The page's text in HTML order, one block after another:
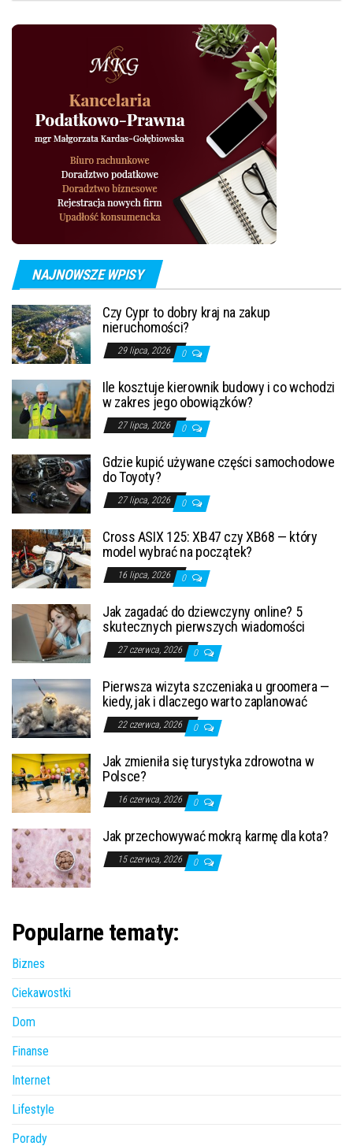
NAJNOWSZE WPISY
Czy Cypr to dobry kraj na zakup
nieruchomości?
29 lipca, 2026 0
Ile kosztuje kierownik budowy i co wchodzi
w zakres jego obowiązków?
27 lipca, 2026 0
Gdzie kupić używane części samochodowe
do Toyoty?
27 lipca, 2026 0
Cross ASIX 125: XB47 czy XB68 — który
model wybrać na początek?
16 lipca, 2026 0
Jak zagadać do dziewczyny online? 5
skutecznych pierwszych wiadomości
27 czerwca, 2026 0
Pierwsza wizyta szczeniaka u groomera —
kiedy, jak i dlaczego warto zaplanować
22 czerwca, 2026 0
Jak zmieniła się turystyka zdrowotna w
Polsce?
16 czerwca, 2026 0
Jak przechowywać mokrą karmę dla kota?
15 czerwca, 2026 0
Popularne tematy:
Biznes
Ciekawostki
Dom
Finanse
Internet
Lifestyle
Porady